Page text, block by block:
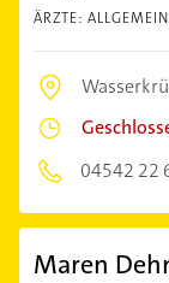
ÄRZTE:
04542 22
Maren